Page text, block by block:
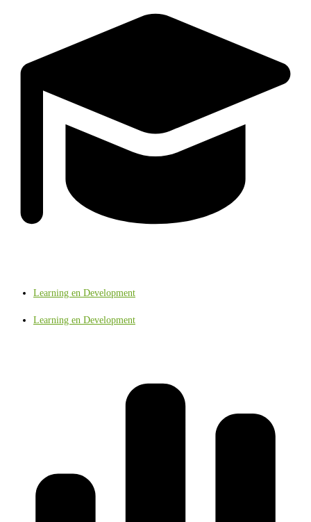
Learning en Development
Learning en Development